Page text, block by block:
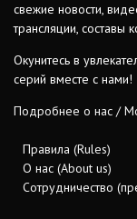
свежие новости,
трансляции, составы
Окунитесь в
серий вместе с нами!
Подробнее о нас /
Правила (Rules)
О нас (About us)
Сотрудничество